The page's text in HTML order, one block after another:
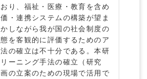
り、福祉・医療・教育を含め
・連携システムの構築が望ま
しながら我が国の社会制度の
を客観的に評価するためのア
の確立は不十分である。本研
ーニング手法の確立（研究
の立案のための現場で活用で